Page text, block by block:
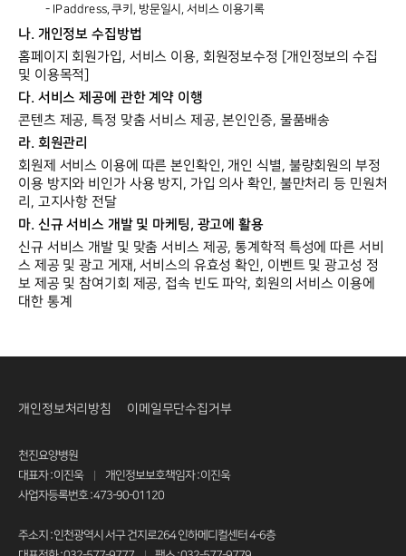
- IP address, 쿠키, 방문일시, 서비스 이용기록
나. 개인정보 수집방법
홈페이지 회원가입, 서비스 이용, 회원정보수정 [개인정보의 수집
및 이용목적]
다. 서비스 제공에 관한 계약 이행
콘텐츠 제공, 특정 맞춤 서비스 제공, 본인인증, 물품배송
라. 회원관리
회원제 서비스 이용에 따른 본인확인, 개인 식별, 불량회원의 부정
이용 방지와 비인가 사용 방지, 가입 의사 확인, 불만처리 등 민원처
리, 고지사항 전달
마. 신규 서비스 개발 및 마케팅, 광고에 활용
신규 서비스 개발 및 맞춤 서비스 제공, 통계학적 특성에 따른 서비
스 제공 및 광고 게재, 서비스의 유효성 확인, 이벤트 및 광고성 정
보 제공 및 참여기회 제공, 접속 빈도 파악, 회원의 서비스 이용에
대한 통계
천진요양병원
대표자 : 이진욱
개인정보보호책임자 : 이진욱
사업자등록번호 : 473-90-01120
주소지 : 인천광역시 서구 건지로264 인하메디컬센터 4-6층
개인정보처리방침 이메일무단수집거부